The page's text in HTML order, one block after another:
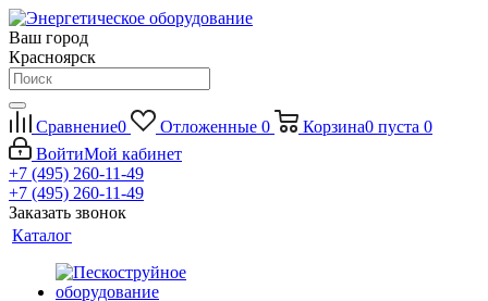
Ваш город
Красноярск
Сравнение0 Отложенные 0 Корзина0 пуста 0
ВойтиМой кабинет
+7 (495) 260-11-49
+7 (495) 260-11-49
Заказать звонок
Каталог